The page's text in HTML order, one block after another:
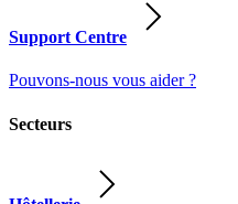
Support Centre
Pouvons-nous vous aider ?
Secteurs